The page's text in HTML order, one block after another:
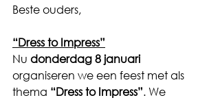
Beste ouders,
“Dress to Impress”
Nu donderdag 8 januari
organiseren we een feest met als
thema “Dress to Impress”. We